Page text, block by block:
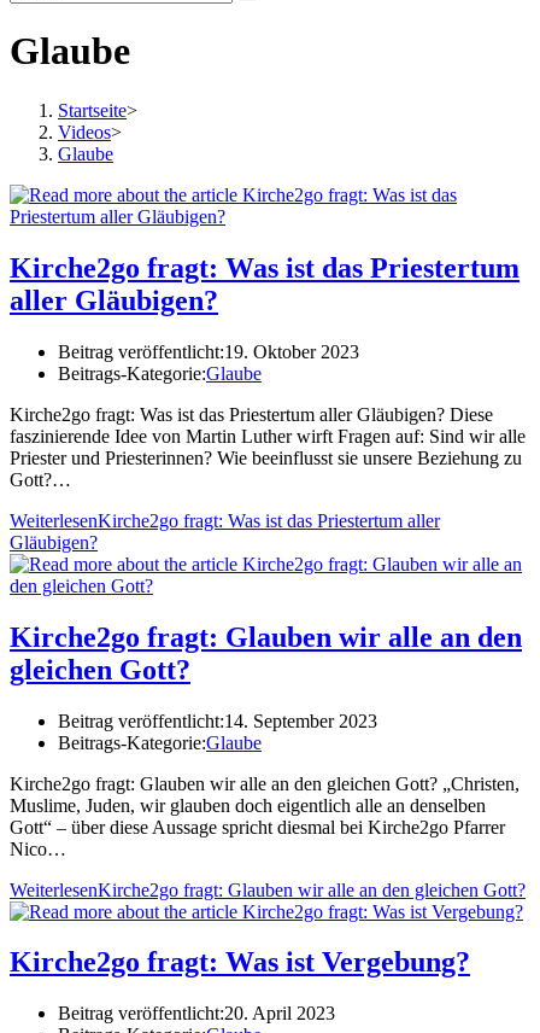
Glaube
Startseite>
Videos>
Glaube
Kirche2go fragt: Was ist das Priestertum
aller Gläubigen?
Beitrag veröffentlicht:19. Oktober 2023
Beitrags-Kategorie:Glaube
Kirche2go fragt: Was ist das Priestertum aller Gläubigen? Diese
faszinierende Idee von Martin Luther wirft Fragen auf: Sind wir alle
Priester und Priesterinnen? Wie beeinflusst sie unsere Beziehung zu
Gott?…
WeiterlesenKirche2go fragt: Was ist das Priestertum aller
Gläubigen?
Kirche2go fragt: Glauben wir alle an den
gleichen Gott?
Beitrag veröffentlicht:14. September 2023
Beitrags-Kategorie:Glaube
Kirche2go fragt: Glauben wir alle an den gleichen Gott? „Christen,
Muslime, Juden, wir glauben doch eigentlich alle an denselben
Gott“ – über diese Aussage spricht diesmal bei Kirche2go Pfarrer
Nico…
WeiterlesenKirche2go fragt: Glauben wir alle an den gleichen Gott?
Kirche2go fragt: Was ist Vergebung?
Beitrag veröffentlicht:20. April 2023